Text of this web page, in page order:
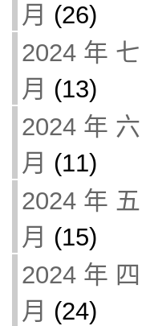
月 (26)
2024 年 七
月 (13)
2024 年 六
月 (11)
2024 年 五
月 (15)
2024 年 四
月 (24)